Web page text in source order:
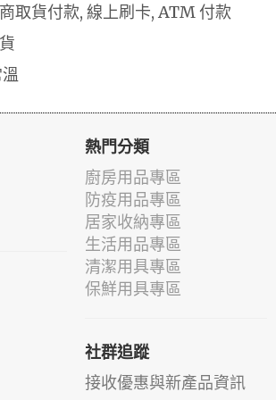
取貨付款, 線上刷卡, ATM 付款
熱門分類
廚房用品專區
防疫用品專區
居家收納專區
生活用品專區
清潔用具專區
保鮮用具專區
社群追蹤
接收優惠與新產品資訊